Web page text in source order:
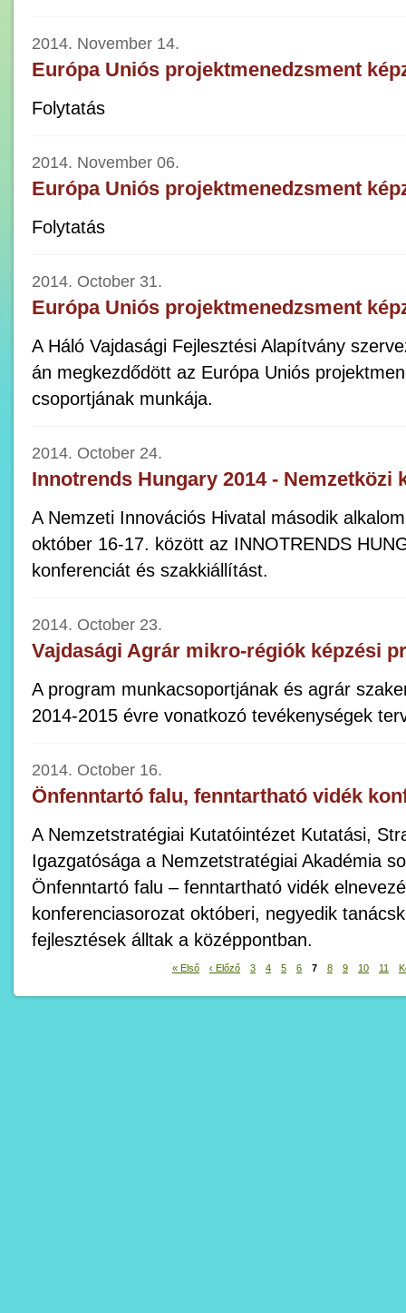
2014. November 14.
Európa Uniós projektmenedzsment
Folytatás
2014. November 06.
Európa Uniós projektmenedzsment
Folytatás
2014. October 31.
Európa Uniós projektmenedzsment
A Háló Vajdasági Fejlesztési Alapítvány
án megkezdődött az Európa Uniós
csoportjának munkája.
2014. October 24.
Innotrends Hungary 2014 - Nemzetközi
A Nemzeti Innovációs Hivatal második
október 16-17. között az INNOTRENDS
konferenciát és szakkiállítást.
2014. October 23.
Vajdasági Agrár mikro-régiók képzési
A program munkacsoportjának és agrár
2014-2015 évre vonatkozó tevékenységek
2014. October 16.
Önfenntartó falu, fenntartható vidék
A Nemzetstratégiai Kutatóintézet Kutatási,
Igazgatósága a Nemzetstratégiai Akadémia
Önfenntartó falu – fenntartható vidék
konferenciasorozat októberi, negyedik
fejlesztések álltak a középpontban.
« Első ‹ Előző 3 4 5 6 7 8 9 10 11